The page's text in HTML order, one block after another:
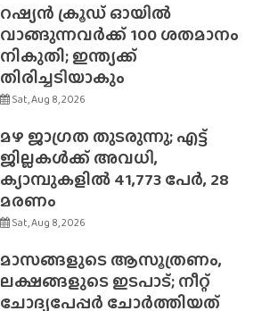
റഷ്യൻ ക്രൂഡ് ഓയിൽ
വാങ്ങുന്നവർക്ക് 100 ശതമാനം
നികുതി; ഇന്ത്യക്ക്
തിരിച്ചടിയാകും
Sat, Aug 8, 2026
മഴ ജാഗ്രത തുടരുന്നു; എട്ട്
ജില്ലകൾക്ക് അവധി,
ക്യാമ്പുകളിൽ 41,773 പേർ, 28
മരണം
Sat, Aug 8, 2026
മാസങ്ങളുടെ ആസൂത്രണം,
ലക്ഷങ്ങളുടെ ഇടപാട്; നീറ്റ്
ചോദ്യപേപ്പർ ചോർത്തിയത്